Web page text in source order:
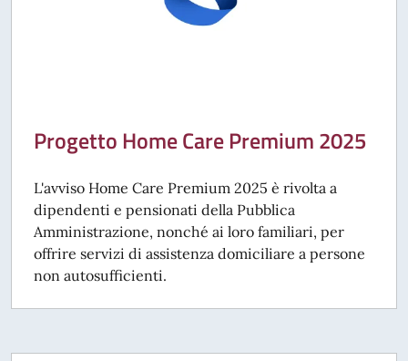
Progetto Home Care Premium 2025
L'avviso Home Care Premium 2025 è rivolta a
dipendenti e pensionati della Pubblica
Amministrazione, nonché ai loro familiari, per
offrire servizi di assistenza domiciliare a persone
non autosufficienti.